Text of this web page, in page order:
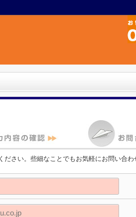
ださい。些細なことでもお気軽にお問い合わ